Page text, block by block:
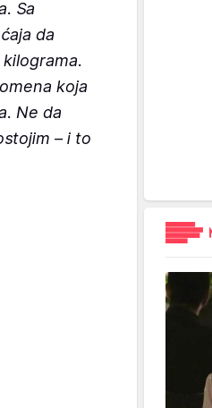
Sa
da
koja
Ne da
– i to